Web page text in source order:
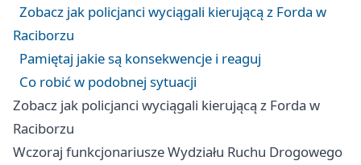
Zobacz jak policjanci wyciągali kierującą z Forda w
Raciborzu
Pamiętaj jakie są konsekwencje i reaguj
Co robić w podobnej sytuacji
Zobacz jak policjanci wyciągali kierującą z Forda w
Raciborzu
Wczoraj funkcjonariusze Wydziału Ruchu Drogowego